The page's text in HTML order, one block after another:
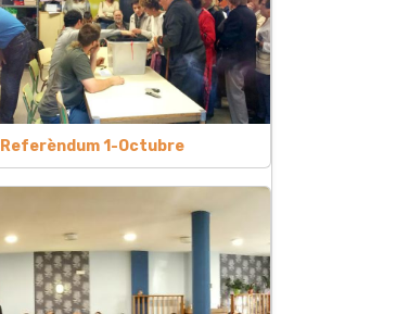
Referèndum 1-Octubre